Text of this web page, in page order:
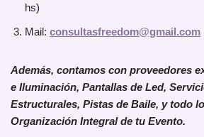
hs)
Mail: consultasfreedom@gmail.com
Además, contamos con proveedores
e Iluminación, Pantallas de Led,
Estructurales, Pistas de Baile, y todo
Organización Integral de tu Evento.